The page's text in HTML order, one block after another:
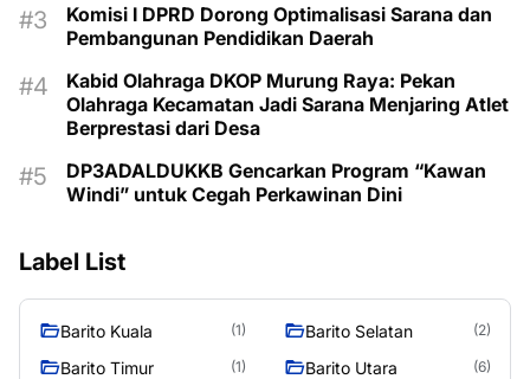
Komisi I DPRD Dorong Optimalisasi Sarana dan
Pembangunan Pendidikan Daerah
Kabid Olahraga DKOP Murung Raya: Pekan
Olahraga Kecamatan Jadi Sarana Menjaring Atlet
Berprestasi dari Desa
DP3ADALDUKKB Gencarkan Program “Kawan
Windi” untuk Cegah Perkawinan Dini
Label List
Barito Kuala (1) Barito Selatan (2)
Barito Timur (1) Barito Utara (6)